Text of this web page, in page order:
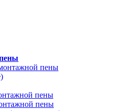
пены
пены
пены